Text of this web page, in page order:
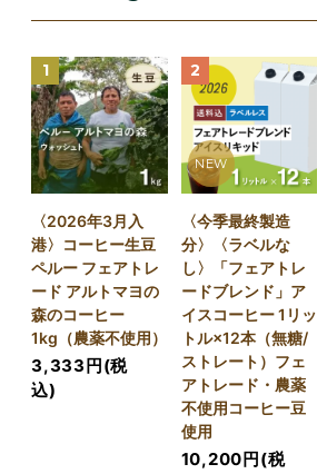
1
〈2026年3月入
港〉コーヒー生豆
ペルー フェアトレ
ード アルトマヨの
森のコーヒー
1kg（農薬不使用）
3,333円(税
込)
2
NEW
〈今季最終製造
分〉〈ラベルな
し〉「フェアトレ
ードブレンド」ア
イスコーヒー 1リッ
トル×12本（無糖/
ストレート）フェ
アトレード・農薬
不使用コーヒー豆
使用
10,200円(税